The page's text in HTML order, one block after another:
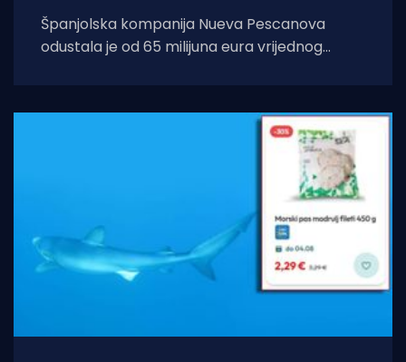
Španjolska kompanija Nueva Pescanova
odustala je od 65 milijuna eura vrijednog